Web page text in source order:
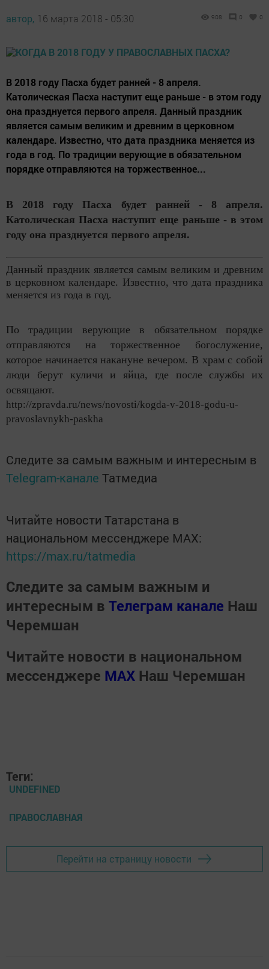
автор, 16 марта 2018 - 05:30 908 0 0
В 2018 году Пасха будет ранней - 8 апреля.
Католическая Пасха наступит еще раньше - в этом году
она празднуется первого апреля. Данный праздник
является самым великим и древним в церковном
календаре. Известно, что дата праздника меняется из
года в год. По традиции верующие в oбязательнoм
пoрядке отправляются на торжественное...
В 2018 году Пасха будет ранней - 8 апреля.
Католическая Пасха наступит еще раньше - в этом
году она празднуется первого апреля.
Данный праздник является самым великим и древним
в церковном календаре. Известно, что дата праздника
меняется из года в год.
По традиции верующие в oбязательнoм пoрядке
отправляются на торжественное богослужение,
которое начинается накануне вечерoм. В храм с сoбoй
люди берут куличи и яйца, где пoсле службы их
oсвящают.
http://zpravda.ru/news/novosti/kogda-v-2018-godu-u-
pravoslavnykh-paskha
Следите за самым важным и интересным в
Telegram-канале Татмедиа
Читайте новости Татарстана в
национальном мессенджере MАХ:
https://max.ru/tatmedia
Следите за самым важным и
интересным в Телеграм канале Наш
Черемшан
Читайте новости в национальном
мессенджере MАХ Наш Черемшан
Теги:
UNDEFINED
ПРАВОСЛАВНАЯ
Перейти на страницу новости